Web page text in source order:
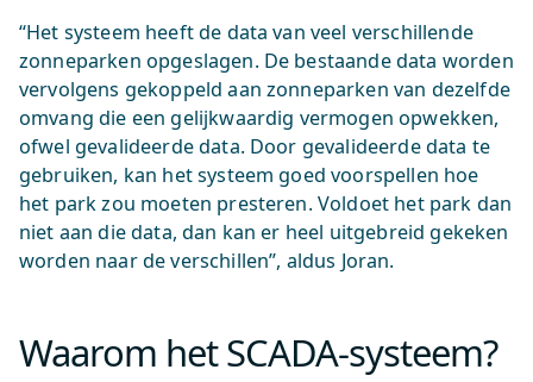
“Het systeem heeft de data van veel verschillende
zonneparken opgeslagen. De bestaande data worden
vervolgens gekoppeld aan zonneparken van dezelfde
omvang die een gelijkwaardig vermogen opwekken,
ofwel gevalideerde data. Door gevalideerde data te
gebruiken, kan het systeem goed voorspellen hoe
het park zou moeten presteren. Voldoet het park dan
niet aan die data, dan kan er heel uitgebreid gekeken
worden naar de verschillen”, aldus Joran.
Waarom het SCADA-systeem?